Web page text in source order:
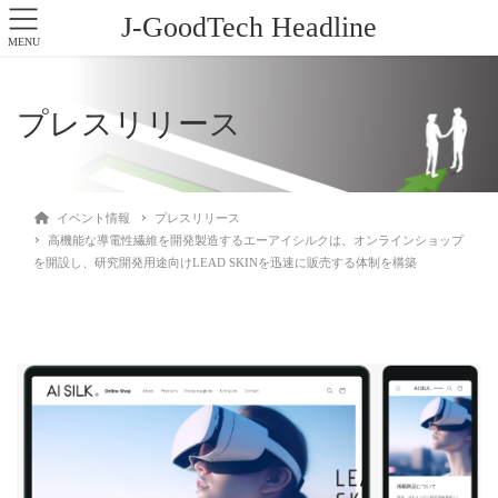
J-GoodTech Headline
プレスリリース
イベント情報
プレスリリース
高機能な導電性繊維を開発製造するエーアイシルクは、オンラインショップ
を開設し、研究開発用途向けLEAD SKINを迅速に販売する体制を構築
MENU